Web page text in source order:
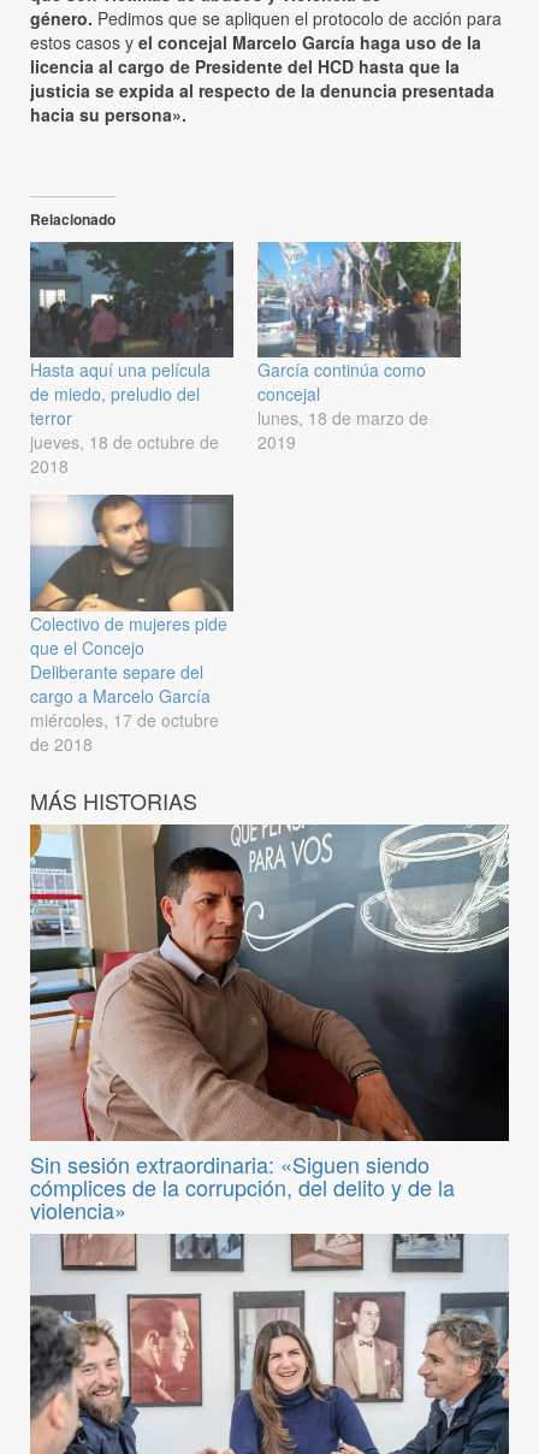
género. Pedimos que se apliquen el protocolo de acción para
estos casos y el concejal Marcelo García haga uso de la
licencia al cargo de Presidente del HCD hasta que la
justicia se expida al respecto de la denuncia presentada
hacia su persona».
Relacionado
Hasta aquí una película
de miedo, preludio del
terror
jueves, 18 de octubre de
2018
García continúa como
concejal
lunes, 18 de marzo de
2019
Colectivo de mujeres pide
que el Concejo
Deliberante separe del
cargo a Marcelo García
miércoles, 17 de octubre
de 2018
MÁS HISTORIAS
Sin sesión extraordinaria: «Siguen siendo
cómplices de la corrupción, del delito y de la
violencia»